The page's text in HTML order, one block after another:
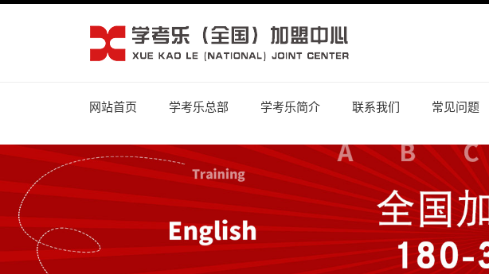
网站首页 学考乐总部 学考乐简介 联系我们 常见问题